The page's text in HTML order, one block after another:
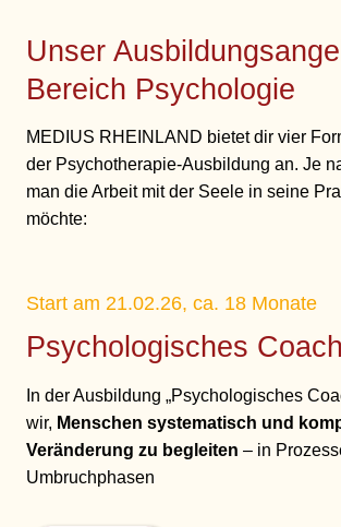
Unser
Bereich Psychologie
MEDIUS RHEINLAND bietet dir vier
der Psychotherapie-Ausbildung an. Je
man die Arbeit mit der Seele in seine
möchte:
Start am 21.02.26, ca. 18 Monate
Psychologisches
In der Ausbildung „Psychologisches
wir, Menschen systematisch und
Veränderung zu begleiten – in
Umbruchphasen